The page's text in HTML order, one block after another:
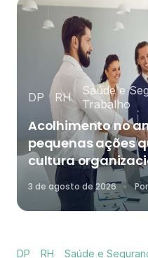
DP RH
Saúde e
Trabalho
Acolhimento no
pequenas ações
cultura
3 de agosto de 2026
DP RH Saúde e